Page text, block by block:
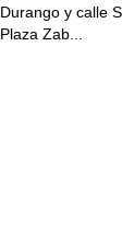
Durango y calle
Plaza Zab...